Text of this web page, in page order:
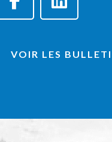
VOIR LES